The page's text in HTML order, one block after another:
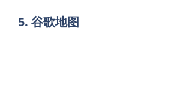
5. 谷歌地图